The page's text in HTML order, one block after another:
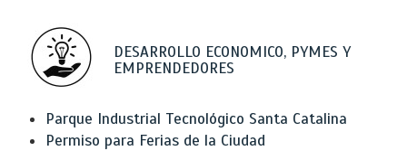
DESARROLLO ECONOMICO, PYMES Y
EMPRENDEDORES
Parque Industrial Tecnológico Santa Catalina
Permiso para Ferias de la Ciudad